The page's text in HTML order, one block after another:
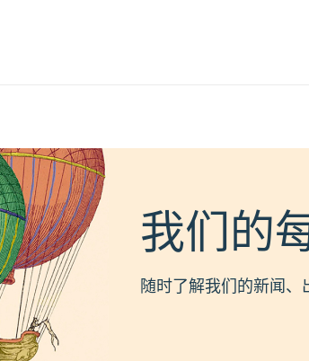
我们的
随时了解我们的新闻、